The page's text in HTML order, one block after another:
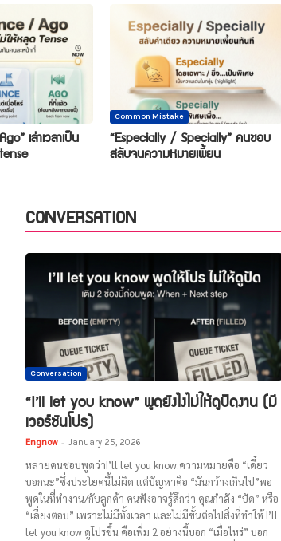
เล่าเวลาเป็น
Common Mistake
“Especially / Specially” คนชอบ
สลับจนความหมายเพี้ยน
CONVERSATION
Conversation
“I’ll let you know” พูดยังไงไม่ให้ดูปัดงาน (มี
เวอร์ชันโปร)
Engnow - January 25, 2026
หลายคนชอบพูดว่าI’ll let you know.ความหมายคือ “เดี๋ยว
บอกนะ”ซึ่งประโยคนี้ไม่ผิด แต่ปัญหาคือ “มันกว้างเกินไป”พอ
พูดในที่ทำงาน/กับลูกค้า คนฟังอาจรู้สึกว่า คุณกำลัง “ปัด” หรือ
“เลี่ยงตอบ” เพราะไม่มีทั้งเวลา และไม่มีขั้นต่อไปสิ่งที่ทำให้ I’ll
let you know ดูโปรขึ้น คือเพิ่ม 2 อย่างนี้บอก “เมื่อไหร่” บอก